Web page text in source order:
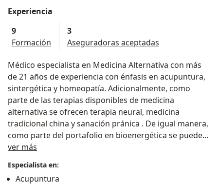
Experiencia
9
Formación
3
Aseguradoras aceptadas
Médico especialista en Medicina Alternativa con más
de 21 años de experiencia con énfasis en acupuntura,
sintergética y homeopatía. Adicionalmente, como
parte de las terapias disponibles de medicina
alternativa se ofrecen terapia neural, medicina
tradicional china y sanación pránica . De igual manera,
como parte del portafolio en bioenergética se puede
trabajar con poliedros, filtros, imanes y
Finalmente, se puede realizar un diagnóstico
ver más
Especialista en:
Acupuntura